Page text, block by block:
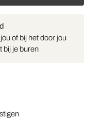
of bij het door jou
bij je buren